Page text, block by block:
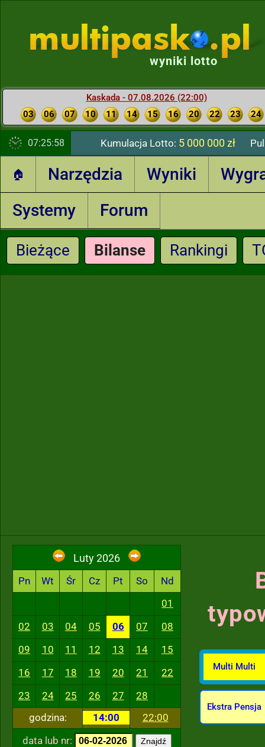
wyniki lotto
Kaskada - 07.08.2026 (22:00)
03
06 07 10 11 14 15 16 20 22 23 24
07:25:58 Kumulacja Lotto: 5 000 000 zł
🏠 Narzędzia Wyniki
Systemy
Forum
Bieżące Bilanse Rankingi
Luty 2026
Pn Wt Śr Cz Pt So
Nd
01
02
03 04 05 06 07
08
09
10 11 12 13 14
15
16
17 18 19 20 21
22
23
24 25 26 27
28
godzina:
14:00
22:00
data lub nr:
Znajdź
Multi Multi
Ekstra Pensja